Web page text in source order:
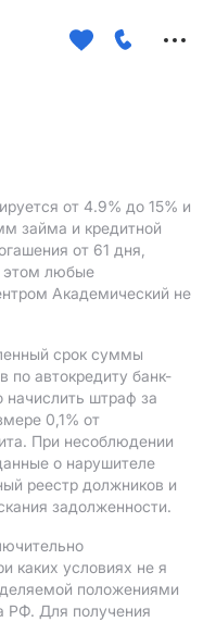
от 4.9% до 15% и
займа и кредитной
от 61 дня,
этом любые
Академический не
срок суммы
по автокредиту банк-
начислить штраф за
0,1% от
При несоблюдении
о нарушителе
реестр должников и
задолженности.
каких условиях не я
положениями
РФ. Для получения